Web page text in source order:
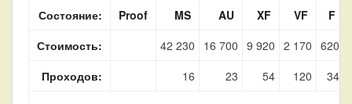
Состояние:
Proof MS AU XF VF
F
Стоимость:
42 230 16 700 9 920 2 170 620
Проходов:
16 23 54 120 34